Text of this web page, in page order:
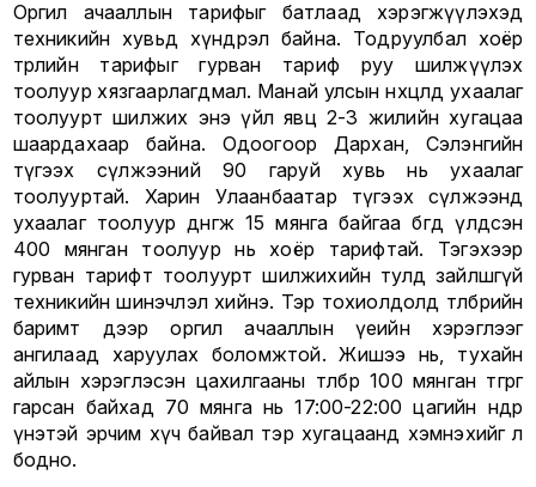
Оргил ачааллын тарифыг батлаад хэрэгжүүлэхэд
техникийн хувьд хүндрэл байна. Тодруулбал хоёр
төрлийн тарифыг гурван тариф руу шилжүүлэх
тоолуур хязгаарлагдмал. Манай улсын нөхцөлд ухаалаг
тоолуурт шилжих энэ үйл явц 2-3 жилийн хугацаа
шаардахаар байна. Одоогоор Дархан, Сэлэнгийн
түгээх сүлжээний 90 гаруй хувь нь ухаалаг
тоолууртай. Харин Улаанбаатар түгээх сүлжээнд
ухаалаг тоолуур дөнгөж 15 мянга байгаа бөгөөд үлдсэн
400 мянган тоолуур нь хоёр тарифтай. Тэгэхээр
гурван тарифт тоолуурт шилжихийн тулд зайлшгүй
техникийн шинэчлэл хийнэ. Тэр тохиолдолд төлбөрийн
баримт дээр оргил ачааллын үеийн хэрэглээг
ангилаад харуулах боломжтой. Жишээ нь, тухайн
айлын хэрэглэсэн цахилгааны төлбөр 100 мянган төгрөг
гарсан байхад 70 мянга нь 17:00-22:00 цагийн өндөр
үнэтэй эрчим хүч байвал тэр хугацаанд хэмнэхийг л
бодно.